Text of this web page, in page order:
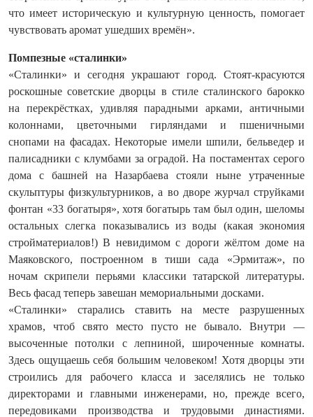
что имеет историческую и культурную ценность, помогает
чувствовать аромат ушедших времён».
Помпезные «сталинки»
«Сталинки» и сегодня украшают город. Стоят-красуются
роскошные советские дворцы в стиле сталинского барокко
на перекрёстках, удивляя парадными арками, античными
колоннами, цветочными гирляндами и пшеничными
снопами на фасадах. Некоторые имели шпили, бельведер и
палисадники с клумбами за оградой. На постаментах серого
дома с башней на Назарбаева стояли ныне утраченные
скульптуры физкультурников, а во дворе журчал струйками
фонтан «33 богатыря», хотя богатырь там был один, шеломы
остальных слегка показывались из воды (какая экономия
стройматериалов!) В невидимом с дороги жёлтом доме на
Маяковского, построенном в тиши сада «Эрмитаж», по
ночам скрипели перьями классики татарской литературы.
Весь фасад теперь завешан мемориальными досками.
«Сталинки» старались ставить на месте разрушенных
храмов, чтоб свято место пусто не бывало. Внутри —
высоченные потолки с лепниной, широченные комнаты.
Здесь ощущаешь себя большим человеком! Хотя дворцы эти
строились для рабочего класса и заселялись не только
директорами и главными инженерами, но, прежде всего,
передовиками производства и трудовыми династиями.